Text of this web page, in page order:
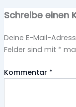
Schreibe einen
Deine E-Mail-
Felder sind mit *
Kommentar *